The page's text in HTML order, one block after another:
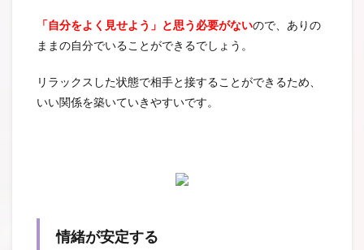
「自分をよく見せよう」と思う必要がないので、ありの
ままの自分でいることができるでしょう。
リラックスした状態で相手と接することができるため、
いい関係を築いていきやすいです。
情緒が安定する